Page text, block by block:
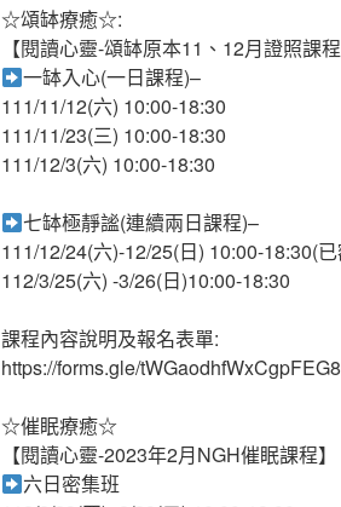
☆頌缽療癒☆:
【閱讀心靈-頌缽原本11、12月證照課程
一缽入心(一日課程)–
111/11/12(六) 10:00-18:30
111/11/23(三) 10:00-18:30
111/12/3(六) 10:00-18:30
七缽極靜謐(連續兩日課程)–
111/12/24(六)-12/25(日) 10:00-18:30(
112/3/25(六) -3/26(日)10:00-18:30
課程內容說明及報名表單:
https://forms.gle/tWGaodhfWxCgpFEG8
☆催眠療癒☆
【閱讀心靈-2023年2月NGH催眠課程】
六日密集班